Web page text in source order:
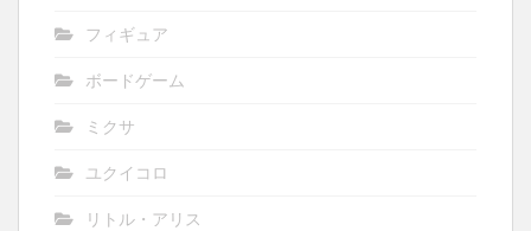
フィギュア
ボードゲーム
ミクサ
ユクイコロ
リトル・アリス